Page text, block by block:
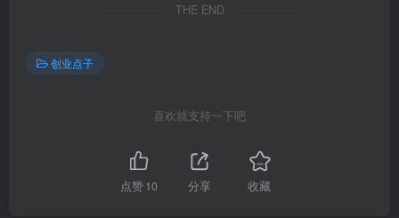
THE END
创业点子
喜欢就支持一下吧
点赞10 分享 收藏